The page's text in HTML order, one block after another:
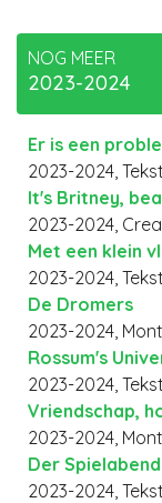
NOG MEER
2023-2024
Er is een
2023-2024,
It's Britney,
2023-2024,
Met een klein
2023-2024,
De Dromers
2023-2024,
Rossum's
2023-2024,
Vriendschap,
2023-2024,
Der Spielabend
2023-2024,